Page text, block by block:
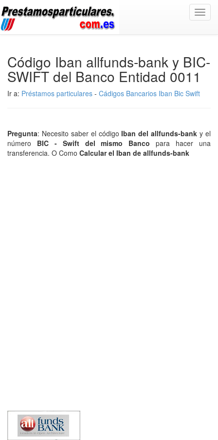
Código Iban allfunds-bank y BIC-
SWIFT del Banco Entidad 0011
Ir a: Préstamos particulares - Cádigos Bancarios Iban Bic Swift
Pregunta: Necesito saber el códigoIban del allfunds-banky el
número BIC - Swift del mismo Banco para hacer una
transferencia. O Como Calcular el Iban de allfunds-bank